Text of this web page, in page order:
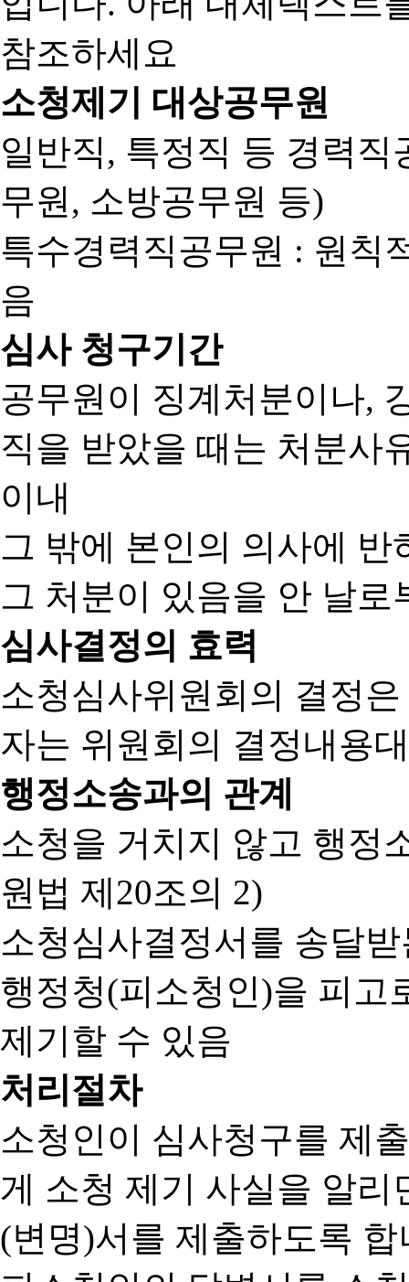
소청제기 대상공무원
일반직, 특정직 등 경력
무원, 소방공무원 등)
특수경력직공무원 : 원칙
음
심사 청구기간
공무원이 징계처분이나,
직을 받았을 때는 처분사
이내
그 밖에 본인의 의사에
그 처분이 있음을 안 날로
심사결정의 효력
소청심사위원회의 결정
자는 위원회의 결정내용
행정소송과의 관계
소청을 거치지 않고 행정
원법 제20조의 2)
소청심사결정서를 송달
행정청(피소청인)을 피고
제기할 수 있음
처리절차
소청인이 심사청구를 제
게 소청 제기 사실을 알
(변명)서를 제출하도록 합